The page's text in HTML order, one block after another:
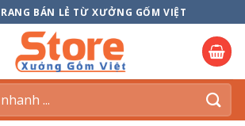
BÁN LẺ TỪ XƯỞNG GỐM VIỆT